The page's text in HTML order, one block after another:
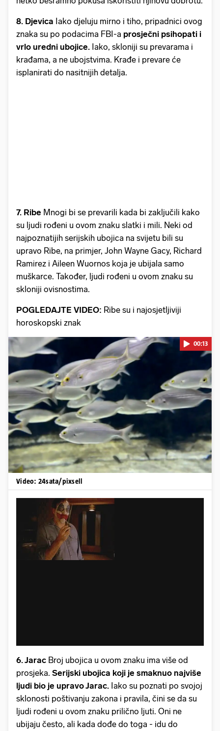
8. Djevica Iako djeluju mirno i tiho, pripadnici ovog
znaka su po podacima FBI-a prosječni psihopati i
vrlo uredni ubojice. Iako, skloniji su prevarama i
krađama, a ne ubojstvima. Krađe i prevare će
isplanirati do nasitnijih detalja.
7. Ribe Mnogi bi se prevarili kada bi zaključili kako
su ljudi rođeni u ovom znaku slatki i mili. Neki od
najpoznatijih serijskih ubojica na svijetu bili su
upravo Ribe, na primjer, John Wayne Gacy, Richard
Ramirez i Aileen Wuornos koja je ubijala samo
muškarce. Također, ljudi rođeni u ovom znaku su
skloniji ovisnostima.
POGLEDAJTE VIDEO: Ribe su i najosjetljiviji
horoskopski znak
Pokretanje videa...
00:13
Video: 24sata/pixsell
6. Jarac Broj ubojica u ovom znaku ima više od
prosjeka. Serijski ubojica koji je smaknuo najviše
ljudi bio je upravo Jarac. Iako su poznati po svojoj
sklonosti poštivanju zakona i pravila, čini se da su
ljudi rođeni u ovom znaku prilično ljuti. Oni ne
ubijaju često, ali kada dođe do toga - idu do